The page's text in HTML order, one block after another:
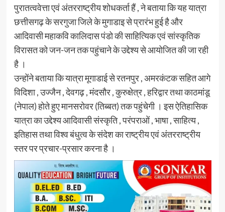
पुरातत्ववेत्ता एवं अंतरराष्ट्रीय शोधकर्ता हैं , ने बताया कि यह यात्रा
छत्तीसगढ़ के सरगुजा जिले के मुगाडाइ से प्रारंभ हुई है और
आदिवासी महाकवि कालिदास पंडो की साहित्यिक एवं सांस्कृतिक
विरासत को जन-जन तक पहुंचाने के उद्देश्य से आयोजित की जा रही
है ।
उन्होंने बताया कि यात्रा मूगाडाई से रतनपुर , अमरकंटक सहित आगे
विदिशा , उज्जैन , देवगढ़ , मंदसौर , कुरुक्षेत्र , हरिद्वार तथा काठमांडू
(नेपाल) होते हुए मानसरोवर (तिब्बत) तक पहुंचेगी । इस ऐतिहासिक
यात्रा का उद्देश्य आदिवासी संस्कृति , परंपराओं , भाषा , साहित्य ,
इतिहास तथा विश्व बंधुत्व के संदेश का राष्ट्रीय एवं अंतरराष्ट्रीय
स्तर पर प्रचार-प्रसार करना है ।